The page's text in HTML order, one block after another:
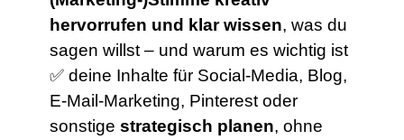
hervorrufen und klar wissen, was du
sagen willst – und warum es wichtig ist
✅ deine Inhalte für Social-Media, Blog,
E-Mail-Marketing, Pinterest oder
sonstige strategisch planen, ohne